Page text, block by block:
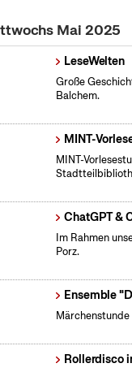
Mai 2025
LeseWelten
Große
Balchem.
MINT-
MINT-
ChatGPT &
Im Rahmen
Porz.
Ensemble
Rollerdisco